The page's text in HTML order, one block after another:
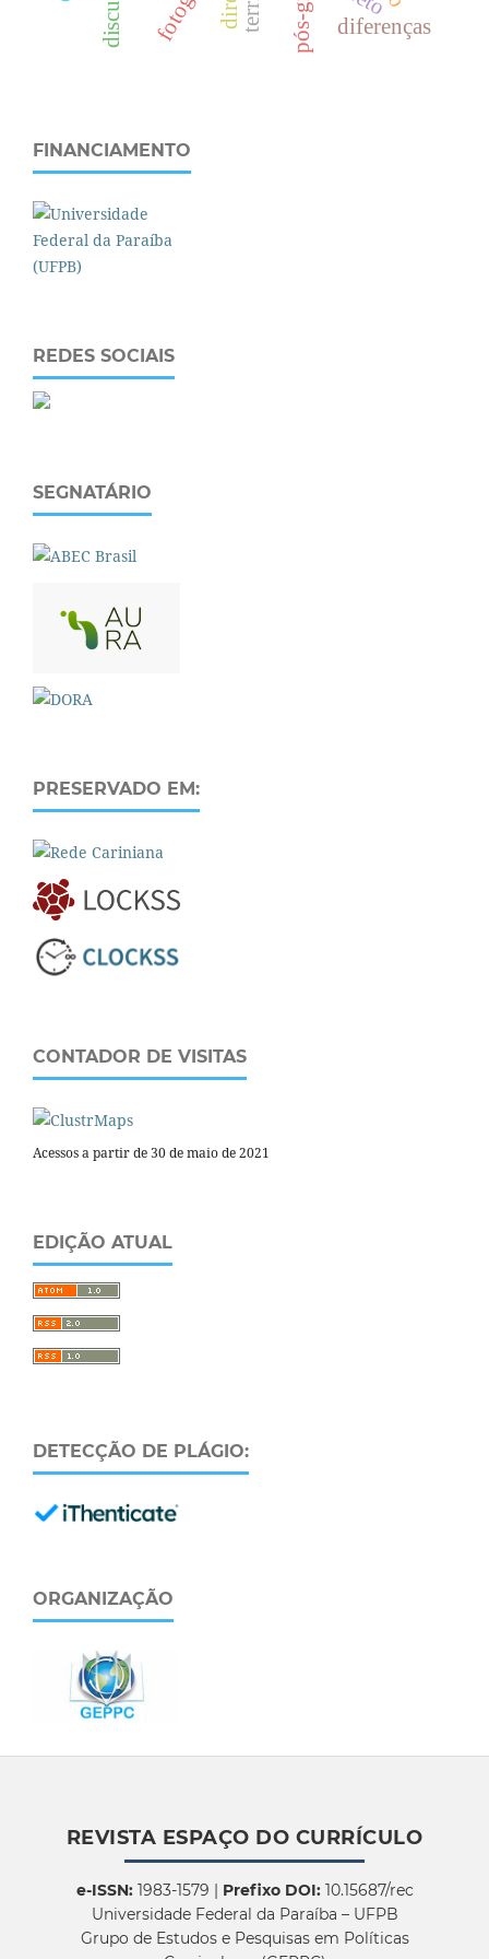
diferenças
FINANCIAMENTO
REDES SOCIAIS
SEGNATÁRIO
PRESERVADO EM:
CONTADOR DE VISITAS
Acessos a partir de 30 de maio de 2021
EDIÇÃO ATUAL
DETECÇÃO DE PLÁGIO:
ORGANIZAÇÃO
REVISTA ESPAÇO DO CURRÍCULO
e-ISSN:1983-1579 | Prefixo DOI:10.15687/rec
Universidade Federal da Paraíba – UFPB
Grupo de Estudos e Pesquisas em Políticas